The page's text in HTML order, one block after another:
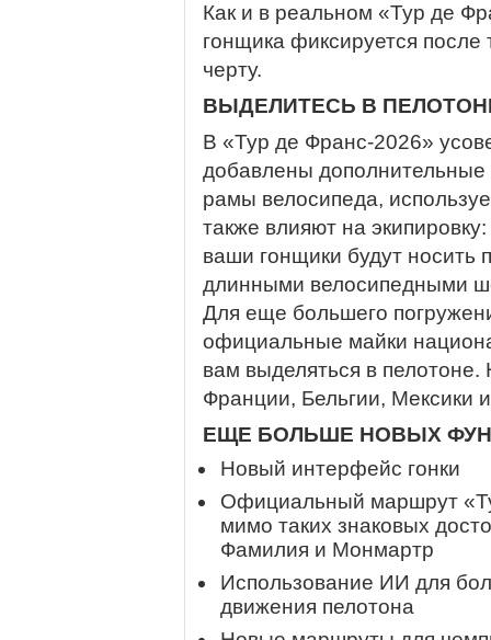
Как и в реальном «Тур де
гонщика фиксируется
черту.
ВЫДЕЛИТЕСЬ В
В «Тур де Франс-2026»
добавлены
рамы велосипеда,
также влияют на
ваши гонщики будут
длинными велосипедными
Для еще большего
официальные майки
вам выделяться в
Франции, Бельгии, Мексики
ЕЩЕ БОЛЬШЕ НОВЫХ
Новый интерфейс гонки
Официальный маршрут
мимо таких знаковых
Фамилия и Монмартр
Использование ИИ для
движения пелотона